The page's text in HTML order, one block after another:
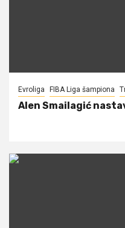
Evroliga FIBA Liga šampiona
Alen Smailagić